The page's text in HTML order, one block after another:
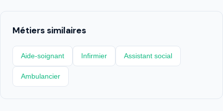
Métiers similaires
Aide-soignant Infirmier Assistant social
Ambulancier